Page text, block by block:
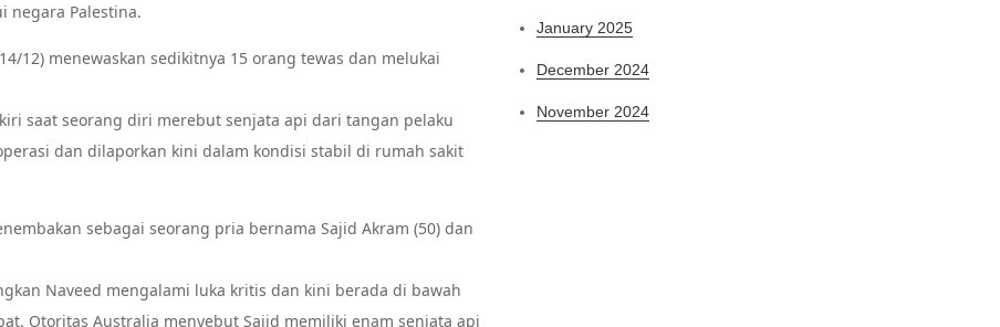
negara Palestina.
12) menewaskan sedikitnya 15 orang tewas dan melukai
saat seorang diri merebut senjata api dari tangan pelaku
dan dilaporkan kini dalam kondisi stabil di rumah sakit
sebagai seorang pria bernama Sajid Akram (50) dan
Naveed mengalami luka kritis dan kini berada di bawah
Otoritas Australia menyebut Sajid memiliki enam senjata api
January 2025
December 2024
November 2024